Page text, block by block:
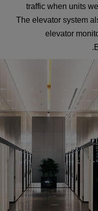
traffic when units
The elevator
elevator